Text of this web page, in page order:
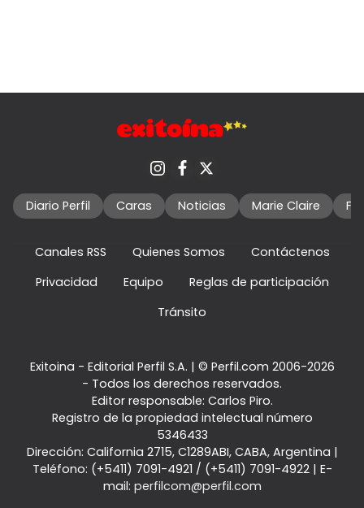
Diario Perfil Caras Noticias Marie Claire
Canales RSS Quienes Somos
Contáctenos
Privacidad
Equipo
Reglas de participación
Tránsito
Exitoina - Editorial Perfil S.A. | © Perfil.com 2006-2026
- Todos los derechos reservados.
Editor responsable: Carlos Piro.
Registro de la propiedad intelectual número
5346433
Dirección: California 2715, C1289ABI, CABA, Argentina |
Teléfono: (+5411) 7091-4921 / (+5411) 7091-4922| E-
mail: perfilcom@perfil.com